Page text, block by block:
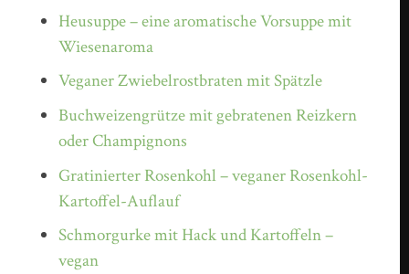
Heusuppe – eine aromatische Vorsuppe mit
Wiesenaroma
Veganer Zwiebelrostbraten mit Spätzle
Buchweizengrütze mit gebratenen Reizkern
oder Champignons
Gratinierter Rosenkohl – veganer Rosenkohl-
Kartoffel-Auflauf
Schmorgurke mit Hack und Kartoffeln –
vegan